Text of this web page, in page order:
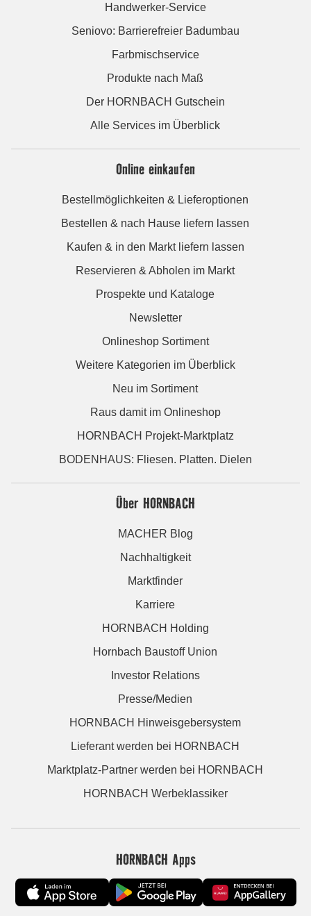
Handwerker-Service
Seniovo: Barrierefreier Badumbau
Farbmischservice
Produkte nach Maß
Der HORNBACH Gutschein
Alle Services im Überblick
Online einkaufen
Bestellmöglichkeiten & Lieferoptionen
Bestellen & nach Hause liefern lassen
Kaufen & in den Markt liefern lassen
Reservieren & Abholen im Markt
Prospekte und Kataloge
Newsletter
Onlineshop Sortiment
Weitere Kategorien im Überblick
Neu im Sortiment
Raus damit im Onlineshop
HORNBACH Projekt-Marktplatz
BODENHAUS: Fliesen. Platten. Dielen
Über HORNBACH
MACHER Blog
Nachhaltigkeit
Marktfinder
Karriere
HORNBACH Holding
Hornbach Baustoff Union
Investor Relations
Presse/Medien
HORNBACH Hinweisgebersystem
Lieferant werden bei HORNBACH
Marktplatz-Partner werden bei HORNBACH
HORNBACH Werbeklassiker
HORNBACH Apps